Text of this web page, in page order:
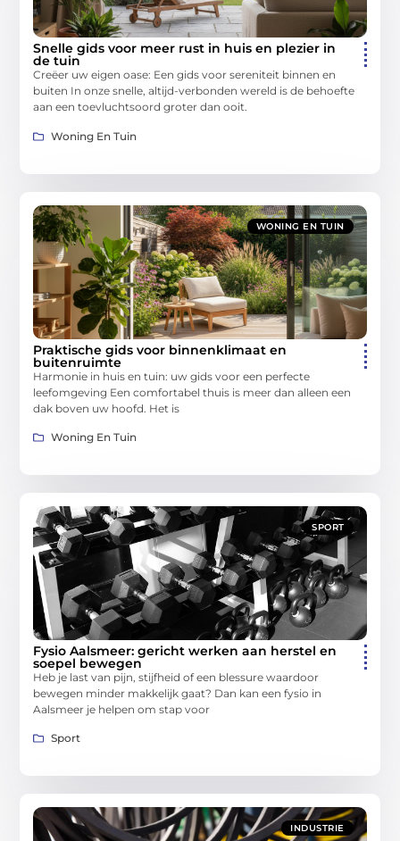
Snelle gids voor meer rust in huis en plezier in
de tuin
Creëer uw eigen oase: Een gids voor sereniteit binnen en
buiten In onze snelle, altijd-verbonden wereld is de behoefte
aan een toevluchtsoord groter dan ooit.
Woning En Tuin
WONING EN TUIN
Praktische gids voor binnenklimaat en
buitenruimte
Harmonie in huis en tuin: uw gids voor een perfecte
leefomgeving Een comfortabel thuis is meer dan alleen een
dak boven uw hoofd. Het is
Woning En Tuin
SPORT
Fysio Aalsmeer: gericht werken aan herstel en
soepel bewegen
Heb je last van pijn, stijfheid of een blessure waardoor
bewegen minder makkelijk gaat? Dan kan een fysio in
Aalsmeer je helpen om stap voor
Sport
INDUSTRIE